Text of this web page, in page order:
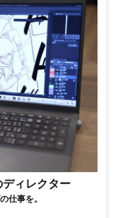
ィレクター
仕事を。